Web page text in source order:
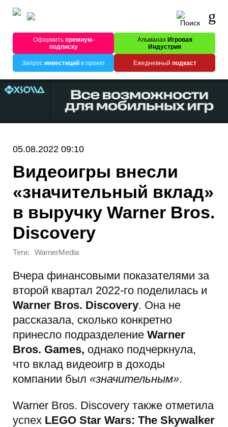
Оформитьпремиум-
подписку
Альманах Игровая
Индустрия
Запрос инвестицийв проект Ежедневный подкаст
05.08.2022 09:10
Видеоигры внесли
«значительный вклад»
в выручку Warner Bros.
Discovery
Теги: WarnerMedia
Вчера финансовыми показателями за
второй квартал 2022-го поделилась и
Warner Bros. Discovery. Она не
рассказала, сколько конкретно
принесло подразделение Warner
Bros. Games, однако подчеркнула,
что вклад видеоигр в доходы
компании был «значительным».
Warner Bros. Discovery также отметила
успех LEGO Star Wars: The Skywalker